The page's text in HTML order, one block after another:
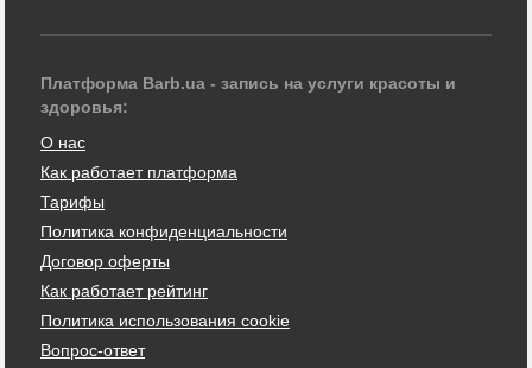
Платформа Barb.ua - запись на услуги красоты и
здоровья:
О нас
Как работает платформа
Тарифы
Политика конфиденциальности
Договор оферты
Как работает рейтинг
Политика использования cookie
Вопрос-ответ